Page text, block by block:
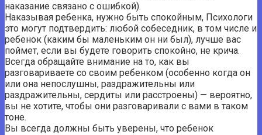
наказание связано с ошибкой).
Наказывая ребенка, нужно быть спокойным, Психологи
это могут подтвердить: любой собеседник, в том числе и
ребенок (каким бы маленьким он ни был), лучше вас
поймет, если вы будете говорить спокойно, не крича.
Всегда обращайте внимание на то, как вы
разговариваете со своим ребенком (особенно когда он
или она непослушны, раздражительны или
раздражительны, сердиты или расстроены) — вероятно,
вы не хотите, чтобы они разговаривали с вами в таком
тоне.
Вы всегда должны быть уверены, что ребенок